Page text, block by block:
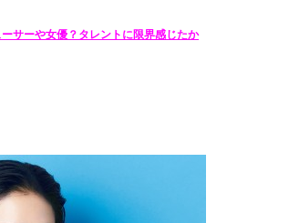
サーや女優？タレントに限界感じたか